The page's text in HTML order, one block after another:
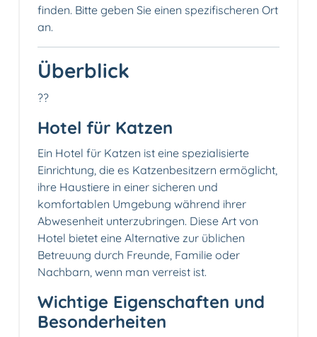
finden. Bitte geben Sie einen spezifischeren Ort
an.
Überblick
??
Hotel für Katzen
Ein Hotel für Katzen ist eine spezialisierte
Einrichtung, die es Katzenbesitzern ermöglicht,
ihre Haustiere in einer sicheren und
komfortablen Umgebung während ihrer
Abwesenheit unterzubringen. Diese Art von
Hotel bietet eine Alternative zur üblichen
Betreuung durch Freunde, Familie oder
Nachbarn, wenn man verreist ist.
Wichtige Eigenschaften und
Besonderheiten